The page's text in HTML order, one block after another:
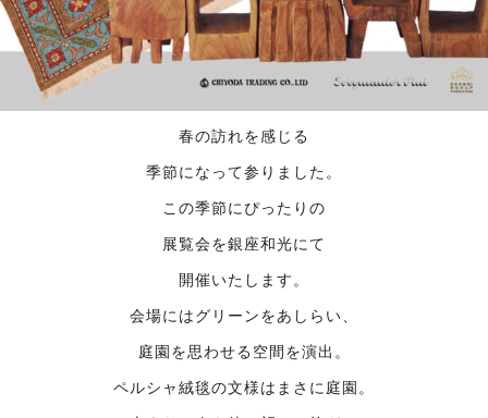
春の訪れを感じる
季節になって参りました。
この季節にぴったりの
展覧会を銀座和光にて
開催いたします。
会場にはグリーンをあしらい、
庭園を思わせる空間を演出。
ペルシャ絨毯の文様は まさに庭園。